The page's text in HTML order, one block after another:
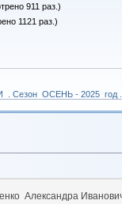
911 раз.)
1121 раз.)
. Сезон ОСЕНЬ - 2025 год .
Александра